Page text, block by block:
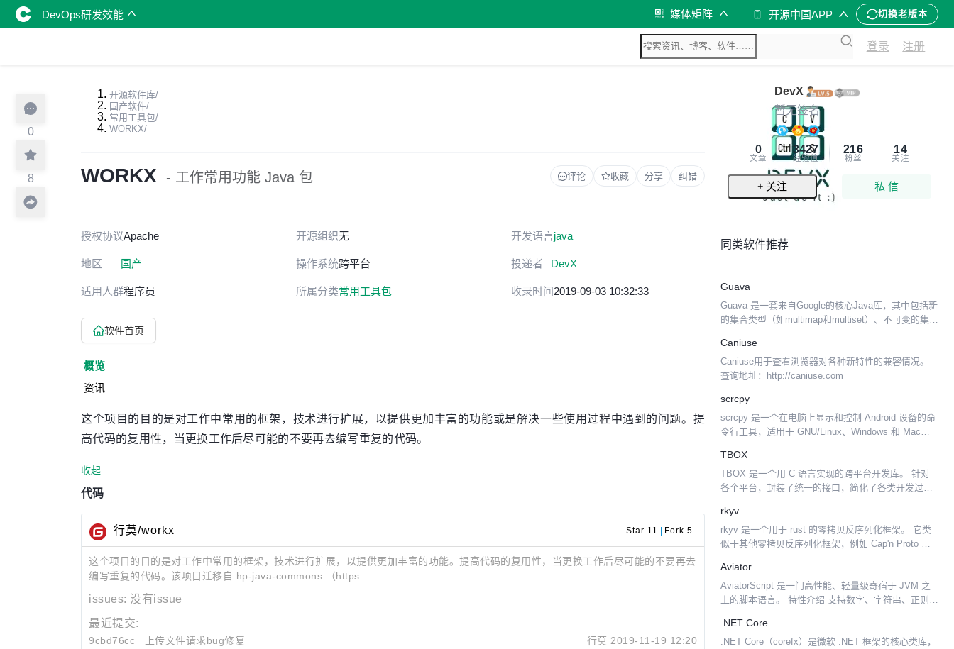
DevOps研发效能 媒体矩阵 开源中国APP 切换老版本
登录 注册
0
8
开源软件库/
国产软件/
常用工具包/
WORKX/
WORKX - 工作常用功能 Java 包 评论 收藏 分享 纠错
授权协议Apache 开源组织无 开发语言java
地区 国产 操作系统跨平台 投递者 DevX
适用人群程序员 所属分类常用工具包 收录时间2019-09-03 10:32:33
软件首页
概览
资讯
这个项目的目的是对工作中常用的框架，技术进行扩展，以提供更加丰富的功能或是解决一些使用过程中遇到的问题。提
高代码的复用性，当更换工作后尽可能的不要再去编写重复的代码。
收起
代码
行莫/workx Star 11 Fork 5
这个项目的目的是对工作中常用的框架，技术进行扩展，以提供更加丰富的功能。提高代码的复用性，当更换工作后尽可能的不要再去
编写重复的代码。该项目迁移自 hp-java-commons （https:...
issues: 没有issue
最近提交:
9cbd76cc 上传文件请求bug修复 行莫 2019-11-19 12:20
DevX
暂无签名
0
文章
3427
经验值
216
粉丝
14
关注
+ 关注 私 信
同类软件推荐
Guava
Guava 是一套来自Google的核心Java库，其中包括新
的集合类型（如multimap和multiset）、不可变的集
串等实用工具！它被广泛用于...
Caniuse
Caniuse用于查看浏览器对各种新特性的兼容情况。
查询地址：http://caniuse.com
scrcpy
scrcpy 是一个在电脑上显示和控制 Android 设备的命
令行工具，适用于 GNU/Linux、Windows 和 Mac
用 U...
TBOX
TBOX 是一个用 C 语言实现的跨平台开发库。 针对
各个平台，封装了统一的接口，简化了各类开发过程
的开发，而不是把时间浪费在琐碎的接口兼容性上
面，并且充...
rkyv
rkyv 是一个用于 rust 的零拷贝反序列化框架。 它类
似于其他零拷贝反序列化框架，例如 Cap'n Proto 和
数据类型，而 rky...
Aviator
AviatorScript 是一门高性能、轻量级寄宿于 JVM 之
上的脚本语言。 特性介绍 支持数字、字符串、正则表
有 Java 运算符及优先级等。 函数...
.NET Core
.NET Core（corefx）是微软 .NET 框架的核心类库，